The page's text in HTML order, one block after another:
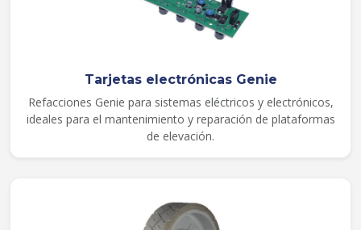
Tarjetas electrónicas Genie
Refacciones Genie para sistemas eléctricos y electrónicos,
ideales para el mantenimiento y reparación de plataformas
de elevación.